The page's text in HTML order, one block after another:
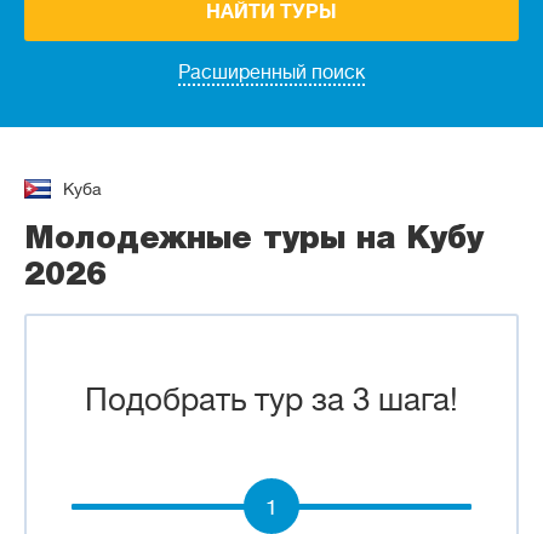
Расширенный поиск
НАЙТИ ТУРЫ
Куба
Молодежные туры на Кубу
2026
Подобрать тур за 3 шага!
1